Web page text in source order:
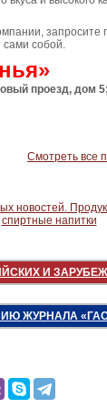
запросите
сами собой.
проезд, дом 5;
Смотреть все
И
ЖУРНАЛА